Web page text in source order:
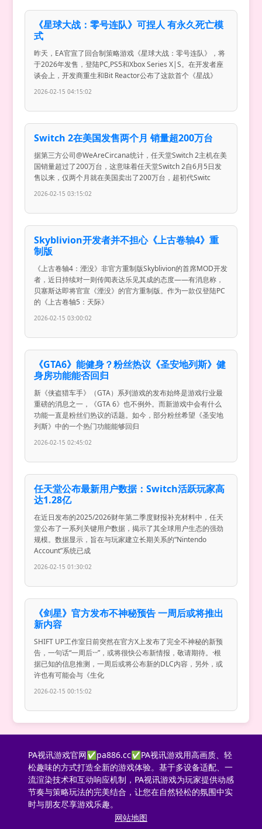
《星球大战：零号连队》可捏人 有永久死亡模
式
昨天，EA官宣了回合制策略游戏《星球大战：零号连队》，将
于2026年发售，登陆PC,PS5和Xbox Series X|S。在开发者座
谈会上，开发商重生和Bit Reactor公布了这款首个《星战》
2026-02-15 04:15:02
Switch 2在美国发售两个月 销量超200万台
据第三方公司@WeAreCircana统计，任天堂Switch 2主机在美
国销量超过了200万台，这意味着任天堂Switch 2自6月5日发
售以来，仅两个月就在美国卖出了200万台，超初代Switc
2026-02-15 03:15:02
Skyblivion开发者并不担心《上古卷轴4》重
制版
《上古卷轴4：湮没》非官方重制版Skyblivion的首席MOD开发
者，近日持续对一则传闻表达乐见其成的态度——有消息称，
贝塞斯达即将官宣《湮没》的官方重制版。作为一款仅登陆PC
的《上古卷轴5：天际》
2026-02-15 03:00:02
《GTA6》能健身？粉丝热议《圣安地列斯》健
身房功能能否回归
新《侠盗猎车手》（GTA）系列游戏的发布始终是游戏行业最
重磅的消息之一，《GTA 6》也不例外。而新游戏中会有什么
功能一直是粉丝们热议的话题。如今，部分粉丝希望《圣安地
列斯》中的一个热门功能能够回归
2026-02-15 02:45:02
任天堂公布最新用户数据：Switch活跃玩家高
达1.28亿
在近日发布的2025/2026财年第二季度财报补充材料中，任天
堂公布了一系列关键用户数据，揭示了其全球用户生态的强劲
规模。数据显示，旨在与玩家建立长期关系的“Nintendo
Account”系统已成
2026-02-15 01:30:02
《剑星》官方发布不神秘预告 一周后或将推出
新内容
SHIFT UP工作室日前突然在官方X上发布了完全不神秘的新预
告，一句话“一周后···”，或将很快公布新情报，敬请期待。·根
据已知的信息推测，一周后或将公布新的DLC内容，另外，或
许也有可能会与《生化
2026-02-15 00:15:02
PA视讯游戏官网✅pa886.cc✅PA视讯游戏用高画质、轻
松趣味的方式打造全新的游戏体验。基于多设备适配、一
流渲染技术和互动响应机制，PA视讯游戏为玩家提供动感
节奏与策略玩法的完美结合，让您在自然轻松的氛围中实
时与朋友尽享游戏乐趣。
网站地图